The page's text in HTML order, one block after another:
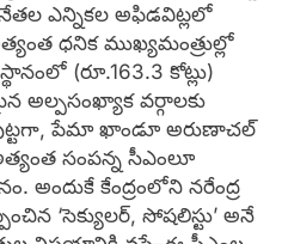
ఎన్నికల అఫిడవిట్లలో
ధనిక ముఖ్యమంత్రుల్లో
(రూ.163.3 కోట్లు)
అల్పసంఖ్యాక వర్గాలకు
పేమా ఖాండూ అరుణాచల్‌
సంపన్న సీఎంలూ
అందుకే కేంద్రంలోని నరేంద్ర
‘సెక్యులర్, సోషలిస్టు’ అనే